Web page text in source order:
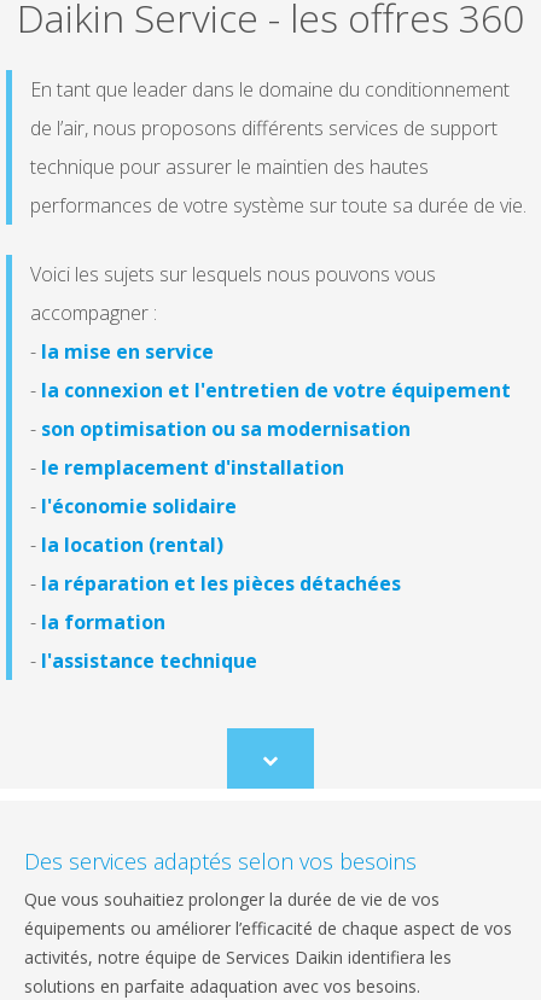
Daikin Service - les offres 360
En tant que leader dans le domaine du conditionnement
de l’air, nous proposons différents services de support
technique pour assurer le maintien des hautes
performances de votre système sur toute sa durée de vie.
Voici les sujets sur lesquels nous pouvons vous
accompagner :
- la mise en service
- la connexion et l'entretien de votre équipement
- son optimisation ou sa modernisation
- le remplacement d'installation
- l'économie solidaire
- la location (rental)
- la réparation et les pièces détachées
- la formation
- l'assistance technique
Scroll
to
Des services adaptés selon vos besoins
Que vous souhaitiez prolonger la durée de vie de vos
équipements ou améliorer l’efficacité de chaque aspect de vos
activités, notre équipe de Services Daikin identifiera les
solutions en parfaite adaquation avec vos besoins.